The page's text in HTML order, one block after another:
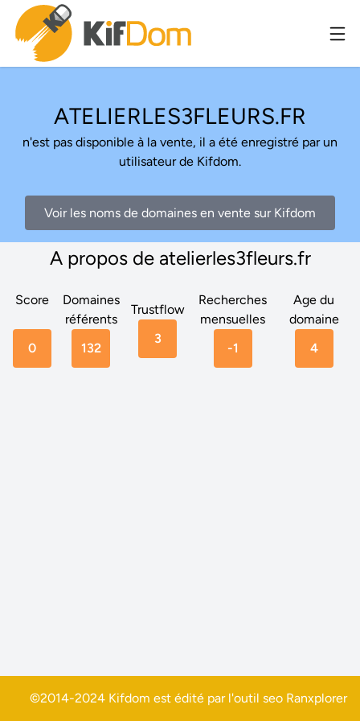
ATELIERLES3FLEURS.FR
n'est pas disponible à la vente, il a été enregistré par un
utilisateur de Kifdom.
Voir les noms de domaines en vente sur Kifdom
A propos de atelierles3fleurs.fr
Score
0
Domaines
référents
132
Trustflow
3
Recherches
mensuelles
-1
Age du
domaine
4
©2014-2024 Kifdom est édité par l'outil seo Ranxplorer